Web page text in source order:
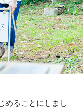
めることにしまし